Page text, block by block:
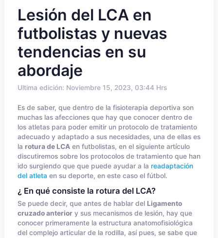
Lesión del LCA en
futbolistas y nuevas
tendencias en su
abordaje
Ultima edición: Noviembre 15, 2023, 03:44 Hrs
Es de saber, que dentro de la fisioterapia deportiva son
muchas las afecciones que hay que conocer dentro de
los atletas para poder emitir un protocolo de tratamiento
adecuado y adaptado a sus necesidades, una de ellas es
la rotura de LCA en futbolistas, en el siguiente artículo
discutiremos sobre los protocolos de tratamiento que han
ido surgiendo que que puede ayudar a la readaptación
del atleta en su deporte, en este caso el fútbol.
¿ En qué consiste la rotura del LCA?
Se puede decir, que antes de hablar del Ligamento
cruzado anterior y sus mecanismos de lesión, hay que
conocer primeramente la estructura anatomofisiológica
del complejo articular de la rodilla, así pues, se sabe que